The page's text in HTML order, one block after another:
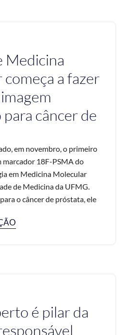
Medicina
a fazer
câncer de
em novembro, o primeiro
marcador 18F-PSMA do
em Medicina Molecular
de Medicina da UFMG.
o câncer de próstata, ele
é pilar da